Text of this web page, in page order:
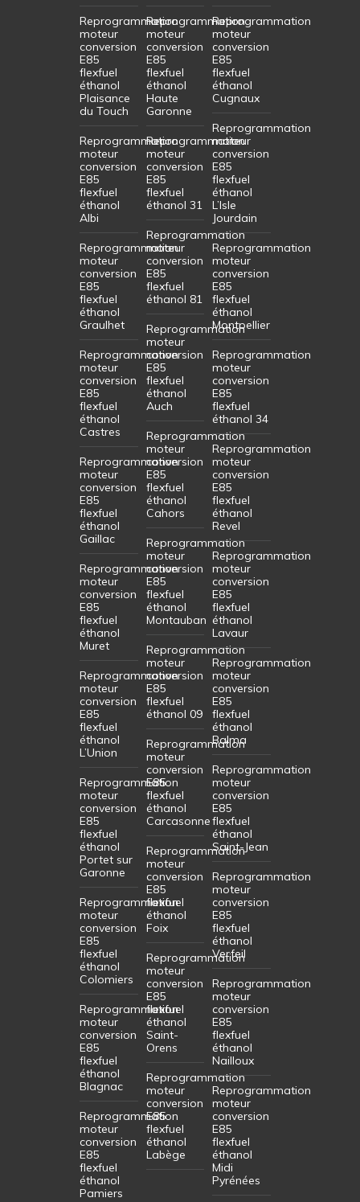
Reprogrammation
moteur
conversion
E85
flexfuel
éthanol
Plaisance
du Touch
Reprogrammation
moteur
conversion
E85
flexfuel
éthanol
Albi
Reprogrammation
moteur
conversion
E85
flexfuel
éthanol
Graulhet
Reprogrammation
moteur
conversion
E85
flexfuel
éthanol
Castres
Reprogrammation
moteur
conversion
E85
flexfuel
éthanol
Gaillac
Reprogrammation
moteur
conversion
E85
flexfuel
éthanol
Muret
Reprogrammation
moteur
conversion
E85
flexfuel
éthanol
L’Union
Reprogrammation
moteur
conversion
E85
flexfuel
éthanol
Portet sur
Garonne
Reprogrammation
moteur
conversion
E85
flexfuel
éthanol
Colomiers
Reprogrammation
moteur
conversion
E85
flexfuel
éthanol
Blagnac
Reprogrammation
moteur
conversion
E85
flexfuel
éthanol
Pamiers
Reprogrammation
moteur
conversion
E85
flexfuel
éthanol
Haute
Garonne
Reprogrammation
moteur
conversion
E85
flexfuel
éthanol 31
Reprogrammation
moteur
conversion
E85
flexfuel
éthanol 81
Reprogrammation
moteur
conversion
E85
flexfuel
éthanol
Auch
Reprogrammation
moteur
conversion
E85
flexfuel
éthanol
Cahors
Reprogrammation
moteur
conversion
E85
flexfuel
éthanol
Montauban
Reprogrammation
moteur
conversion
E85
flexfuel
éthanol 09
Reprogrammation
moteur
conversion
E85
flexfuel
éthanol
Carcasonne
Reprogrammation
moteur
conversion
E85
flexfuel
éthanol
Foix
Reprogrammation
moteur
conversion
E85
flexfuel
éthanol
Saint-
Orens
Reprogrammation
moteur
conversion
E85
flexfuel
éthanol
Labège
Reprogrammation
moteur
conversion
E85
flexfuel
éthanol
Cugnaux
Reprogrammation
moteur
conversion
E85
flexfuel
éthanol
L’Isle
Jourdain
Reprogrammation
moteur
conversion
E85
flexfuel
éthanol
Montpellier
Reprogrammation
moteur
conversion
E85
flexfuel
éthanol 34
Reprogrammation
moteur
conversion
E85
flexfuel
éthanol
Revel
Reprogrammation
moteur
conversion
E85
flexfuel
éthanol
Lavaur
Reprogrammation
moteur
conversion
E85
flexfuel
éthanol
Balma
Reprogrammation
moteur
conversion
E85
flexfuel
éthanol
Saint-Jean
Reprogrammation
moteur
conversion
E85
flexfuel
éthanol
Verfeil
Reprogrammation
moteur
conversion
E85
flexfuel
éthanol
Nailloux
Reprogrammation
moteur
conversion
E85
flexfuel
éthanol
Midi
Pyrénées